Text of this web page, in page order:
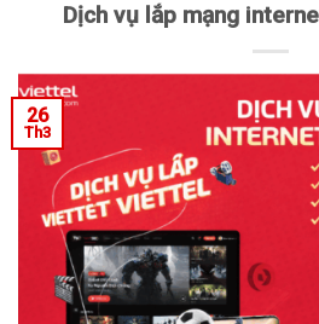
Dịch vụ lắp mạng
26
Th3